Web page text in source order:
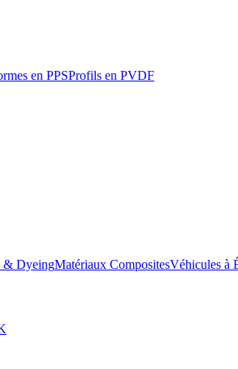
en PPSProfils en PVDF
& DyeingMatériaux CompositesVéhicules à